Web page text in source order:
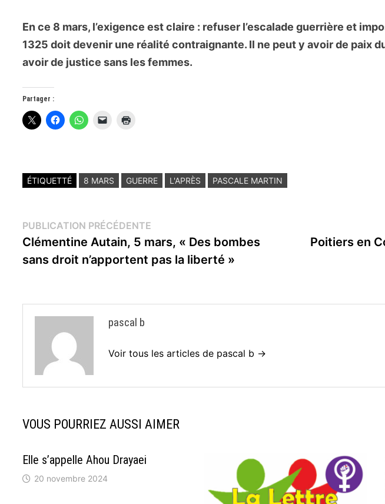
En ce 8 mars, l’exigence est claire : refuser l’escalade guerrière et
1325 doit devenir une réalité contraignante. Il ne peut y avoir de paix
avoir de justice sans les femmes.
Partager :
ÉTIQUETTÉ 8 MARS GUERRE L'APRÈS PASCALE MARTIN
Navigation
de
PUBLICATION PRÉCÉDENTE
précédente :
Clémentine Autain, 5 mars, « Des bombes
sans droit n’apportent pas la liberté »
Poitiers en
pascal b
Voir tous les articles de pascal b →
VOUS POURRIEZ AUSSI AIMER
Elle s’appelle Ahou Drayaei
20 novembre 2024